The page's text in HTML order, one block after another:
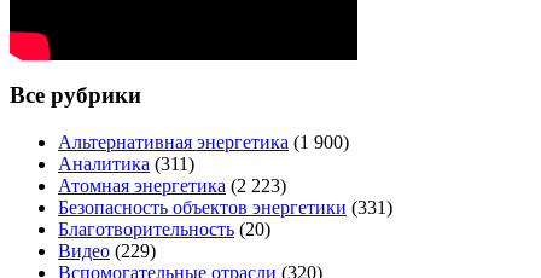
Все рубрики
Альтернативная энергетика (1 900)
Аналитика (311)
Атомная энергетика (2 223)
Безопасность объектов энергетики (331)
Благотворительность (20)
Видео (229)
Вспомогательные отрасли (320)